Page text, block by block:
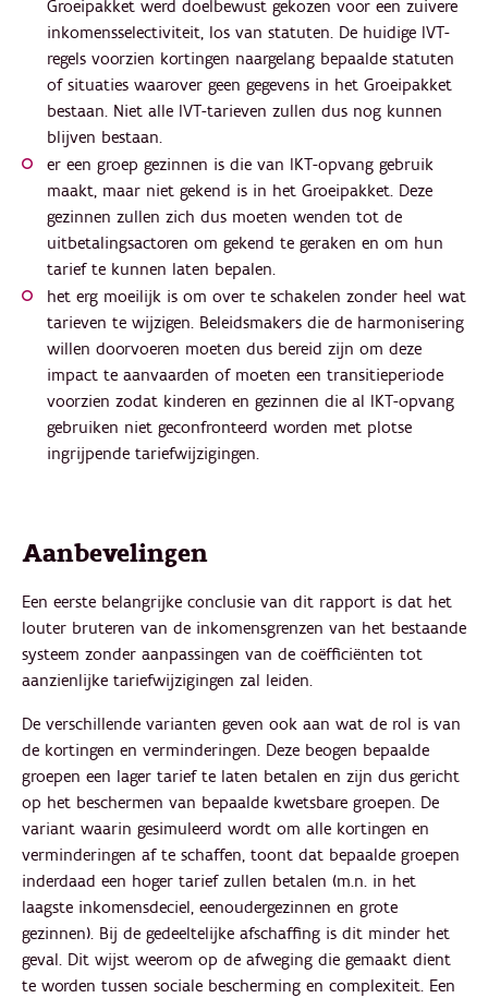
Groeipakket werd doelbewust gekozen voor een zuivere
inkomensselectiviteit, los van statuten. De huidige IVT-
regels voorzien kortingen naargelang bepaalde statuten
of situaties waarover geen gegevens in het Groeipakket
bestaan. Niet alle IVT-tarieven zullen dus nog kunnen
blijven bestaan.
er een groep gezinnen is die van IKT-opvang gebruik
maakt, maar niet gekend is in het Groeipakket. Deze
gezinnen zullen zich dus moeten wenden tot de
uitbetalingsactoren om gekend te geraken en om hun
tarief te kunnen laten bepalen.
het erg moeilijk is om over te schakelen zonder heel wat
tarieven te wijzigen. Beleidsmakers die de harmonisering
willen doorvoeren moeten dus bereid zijn om deze
impact te aanvaarden of moeten een transitieperiode
voorzien zodat kinderen en gezinnen die al IKT-opvang
gebruiken niet geconfronteerd worden met plotse
ingrijpende tariefwijzigingen.
Aanbevelingen
Een eerste belangrijke conclusie van dit rapport is dat het
louter bruteren van de inkomensgrenzen van het bestaande
systeem zonder aanpassingen van de coëfficiënten tot
aanzienlijke tariefwijzigingen zal leiden.
De verschillende varianten geven ook aan wat de rol is van
de kortingen en verminderingen. Deze beogen bepaalde
groepen een lager tarief te laten betalen en zijn dus gericht
op het beschermen van bepaalde kwetsbare groepen. De
variant waarin gesimuleerd wordt om alle kortingen en
verminderingen af te schaffen, toont dat bepaalde groepen
inderdaad een hoger tarief zullen betalen (m.n. in het
laagste inkomensdeciel, eenoudergezinnen en grote
gezinnen). Bij de gedeeltelijke afschaffing is dit minder het
geval. Dit wijst weerom op de afweging die gemaakt dient
te worden tussen sociale bescherming en complexiteit. Een